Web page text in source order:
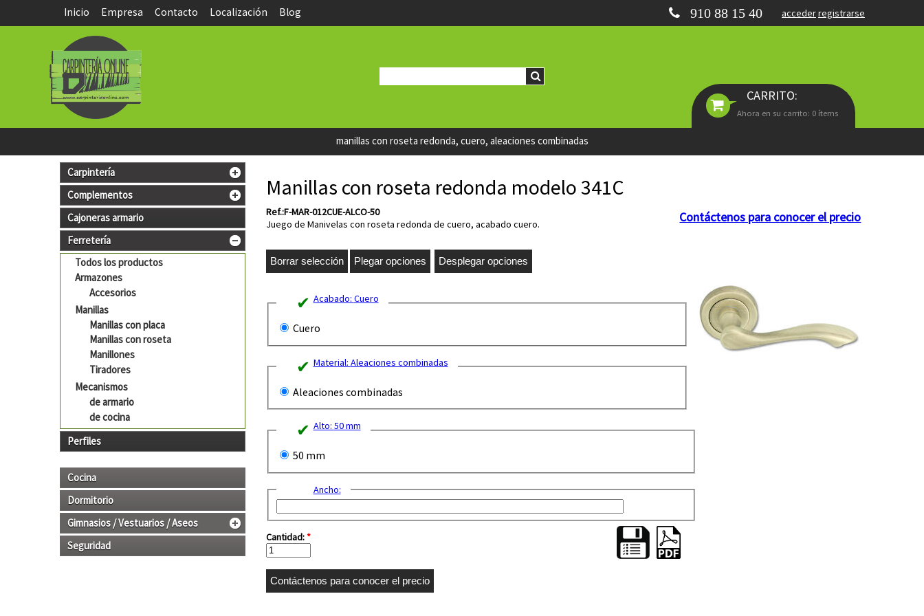
manillas con roseta redonda, cuero, aleaciones combinadas
Inicio Empresa Contacto Localización Blog accederregistrarse
910 88 15 40
CARRITO:
Ahora en su carrito: 0 ítems
Carpintería
Complementos
Cajoneras armario
Ferretería
Todos los productos
Armazones
Accesorios
Manillas
Manillas con placa
Manillas con roseta
Manillones
Tiradores
Mecanismos
de armario
de cocina
Perfiles
Cocina
Dormitorio
Gimnasios / Vestuarios / Aseos
Seguridad
Manillas con roseta redonda modelo 341C
Contáctenos para conocer el precio
Ref.:F-MAR-012CUE-ALCO-50
Juego de Manivelas con roseta redonda de cuero, acabado cuero.
Acabado: Cuero
Cuero
Material: Aleaciones combinadas
Aleaciones combinadas
Alto: 50 mm
50 mm
Ancho:
Cantidad:*